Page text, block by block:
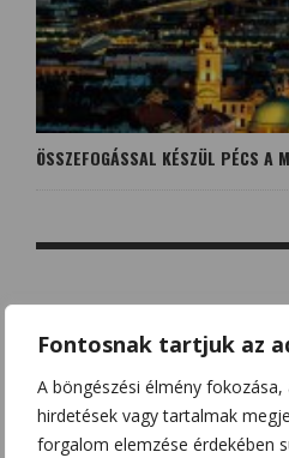
Fontosnak tartjuk az
A böngészési élmény
hirdetések vagy tartalmak
forgalom elemzése érdekében
ÖSSZEFOGÁSSAL KÉSZÜL PÉCS A
NO COMMENT
LEAVE A REPLY
Az e-mail címet nem tesszük